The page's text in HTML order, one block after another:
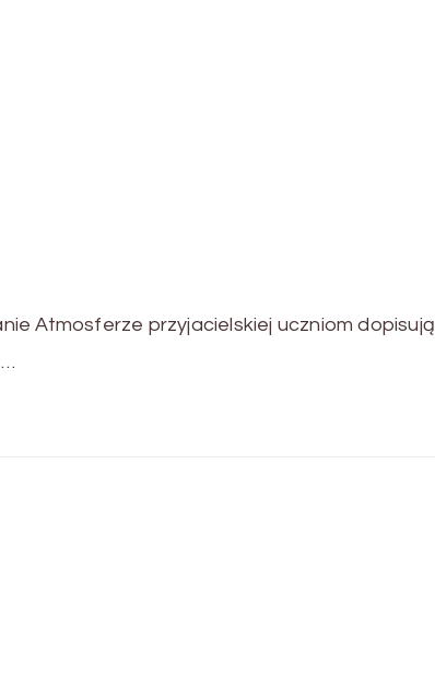
Atmosferze przyjacielskiej uczniom dopisują